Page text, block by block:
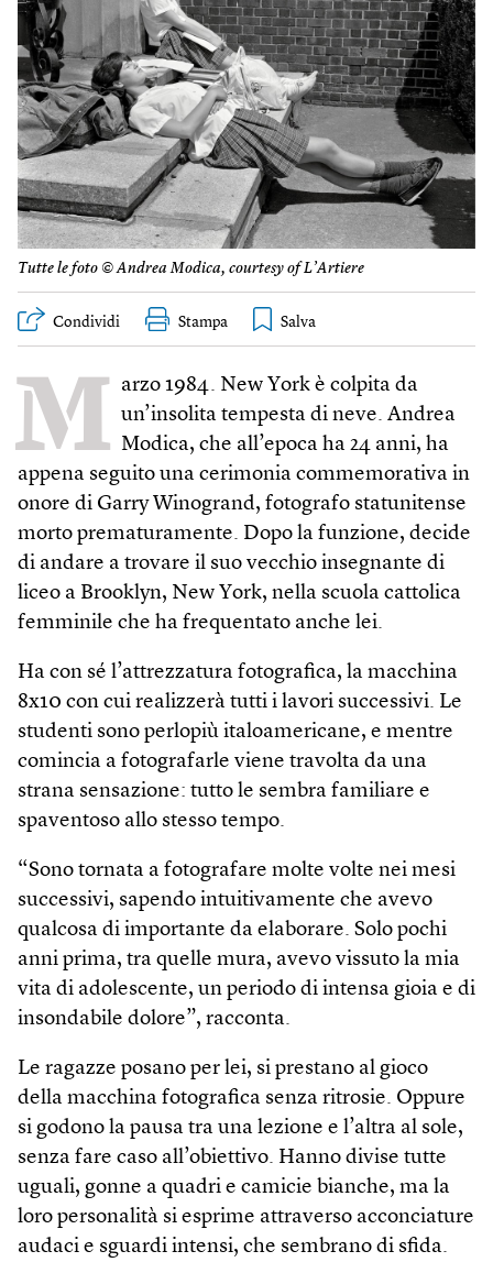
Tutte le foto © Andrea Modica, courtesy of L’Artiere
Condividi Stampa
M arzo 1984. New York è colpita da
un’insolita tempesta di neve. Andrea
Modica, che all’epoca ha 24 anni, ha
appena seguito una cerimonia commemorativa in
onore di Garry Winogrand, fotografo statunitense
morto prematuramente. Dopo la funzione, decide
di andare a trovare il suo vecchio insegnante di
liceo a Brooklyn, New York, nella scuola cattolica
femminile che ha frequentato anche lei.
Ha con sé l’attrezzatura fotografica, la macchina
8x10 con cui realizzerà tutti i lavori successivi. Le
studenti sono perlopiù italoamericane, e mentre
comincia a fotografarle viene travolta da una
strana sensazione: tutto le sembra familiare e
spaventoso allo stesso tempo.
“Sono tornata a fotografare molte volte nei mesi
successivi, sapendo intuitivamente che avevo
qualcosa di importante da elaborare. Solo pochi
anni prima, tra quelle mura, avevo vissuto la mia
vita di adolescente, un periodo di intensa gioia e di
insondabile dolore”, racconta.
Le ragazze posano per lei, si prestano al gioco
della macchina fotografica senza ritrosie. Oppure
si godono la pausa tra una lezione e l’altra al sole,
senza fare caso all’obiettivo. Hanno divise tutte
uguali, gonne a quadri e camicie bianche, ma la
loro personalità si esprime attraverso acconciature
audaci e sguardi intensi, che sembrano di sfida.